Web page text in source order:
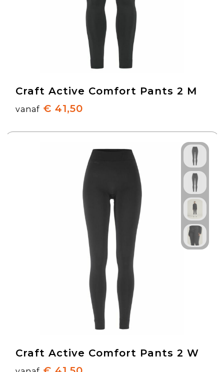
Craft Active Comfort Pants 2 M
vanaf € 41,50
Craft Active Comfort Pants 2 W